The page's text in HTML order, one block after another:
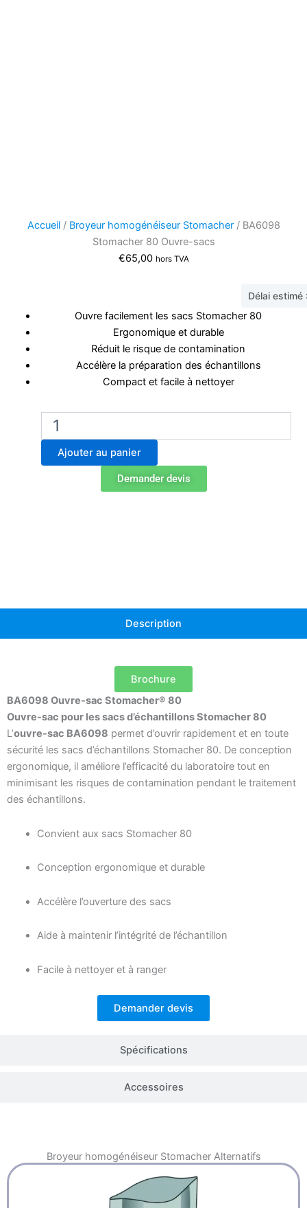
Accueil/ Broyeur homogénéiseur Stomacher/ BA6098
Stomacher 80 Ouvre-sacs
€65,00 hors TVA
Délai
Ouvre facilement les sacs Stomacher 80
Ergonomique et durable
Réduit le risque de contamination
Accélère la préparation des échantillons
Compact et facile à nettoyer
quantité
BA6098
Stomacher
Ajouter au panier
Demander devis
Description
Spécifications
Accessoires
Brochure
BA6098 Ouvre-sac Stomacher® 80
Ouvre-sac pour les sacs d’échantillons Stomacher 80
L’ouvre-sac BA6098 permet d’ouvrir rapidement et en toute
sécurité les sacs d’échantillons Stomacher 80. De conception
ergonomique, il améliore l’efficacité du laboratoire tout en
minimisant les risques de contamination pendant le traitement
des échantillons.
Convient aux sacs Stomacher 80
Conception ergonomique et durable
Accélère l’ouverture des sacs
Aide à maintenir l’intégrité de l’échantillon
Facile à nettoyer et à ranger
Demander devis
Broyeur homogénéiseur StomacherAlternatifs